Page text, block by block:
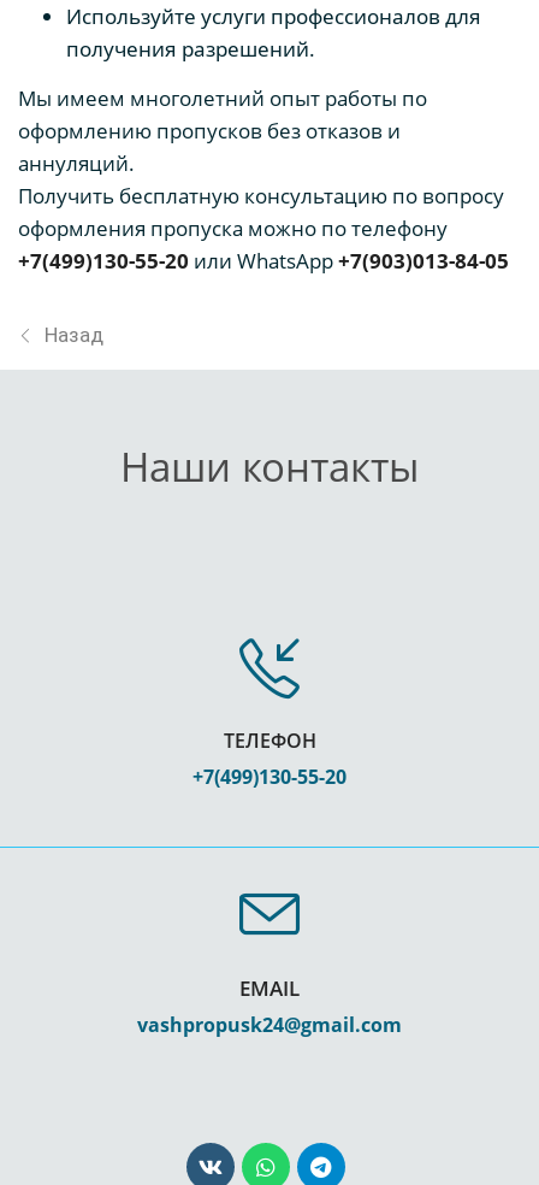
Используйте услуги профессионалов для
получения разрешений.
Мы имеем многолетний опыт работы по
оформлению пропусков без отказов и
аннуляций.
Получить бесплатную консультацию по вопросу
оформления пропуска можно по телефону
+7(499)130-55-20 или WhatsApp+7(903)013-84-05
Назад
Наши контакты
ТЕЛЕФОН
+7(499)130-55-20
EMAIL
vashpropusk24@gmail.com